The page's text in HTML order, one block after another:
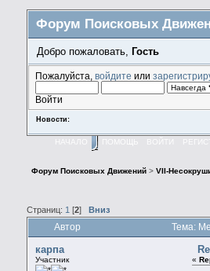
Форум Поисковых
Добро пожаловать, Гость
Пожалуйста, войдите или
Войти
Новости:
НАЧАЛО ПОМОЩЬ ВОЙТИ
Форум Поисковых Движений >VII-
Страниц: 1 [2] Вниз
Автор Тема:
карпа
Участник «